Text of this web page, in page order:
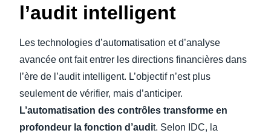
l’audit intelligent
Les technologies d’automatisation et d’analyse
avancée ont fait entrer les directions financières dans
l’ère de l’audit intelligent. L’objectif n’est plus
seulement de vérifier, mais d’anticiper.
L’automatisation des contrôles transforme en
profondeur la fonction d’audit. Selon IDC, la